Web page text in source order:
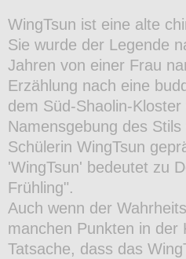
WingTsun ist eine alte
Sie wurde der Legende
Jahren von einer Frau
Erzählung nach eine
dem Süd-Shaolin-
Namensgebung des
Schülerin WingTsun
'WingTsun' bedeutet zu
Frühling".
Auch wenn der
manchen Punkten in der
Tatsache, dass das